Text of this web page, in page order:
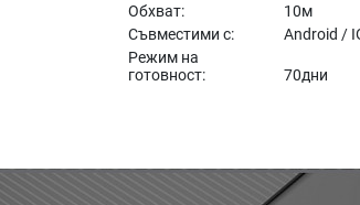
Обхват:
10м
Съвместими с: Android /
Режим на
готовност:
70дни